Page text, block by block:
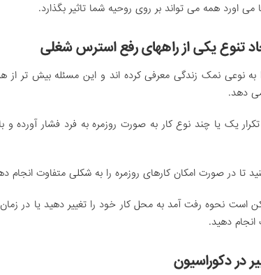
می اورد همه می تواند بر روی روحیه شما تاثیر بگذارد.
تنوع یکی از راههای رفع استرس شغلی
به نوعی نمک زندگی معرفی کرده اند و این مسئله بیش تر از
دهد.
یک یا چند نوع کار به صورت روزمره به فرد فشار آورده
تا در صورت امکان کارهای روزمره را به شکلی متفاوت انجام
است نحوه رفت آمد به محل کار خود را تغییر دهید یا در
انجام دهید.
در دکوراسیون